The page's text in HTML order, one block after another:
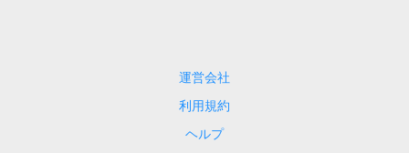
運営会社
利用規約
ヘルプ